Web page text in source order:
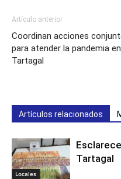
Artículo anterior
Coordinan acciones
para atender la pandemia en
Tartagal
Artículos relacionados
Locales
Tartagal